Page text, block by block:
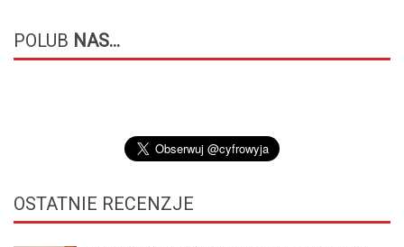
POLUB NAS...
OSTATNIE RECENZJE